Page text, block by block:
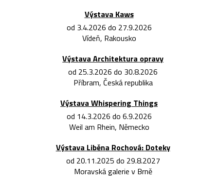
Výstava Kaws
od 3.4.2026 do 27.9.2026
Vídeň, Rakousko
Výstava Architektura opravy
od 25.3.2026 do 30.8.2026
Příbram, Česká republika
Výstava Whispering Things
od 14.3.2026 do 6.9.2026
Weil am Rhein, Německo
Výstava Liběna Rochová: Doteky
od 20.11.2025 do 29.8.2027
Moravská galerie v Brně